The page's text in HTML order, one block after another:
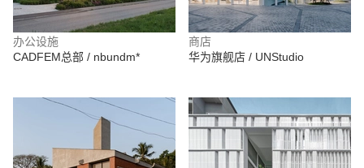
办公设施
CADFEM总部 / nbundm*
商店
华为旗舰店 / UNStudio